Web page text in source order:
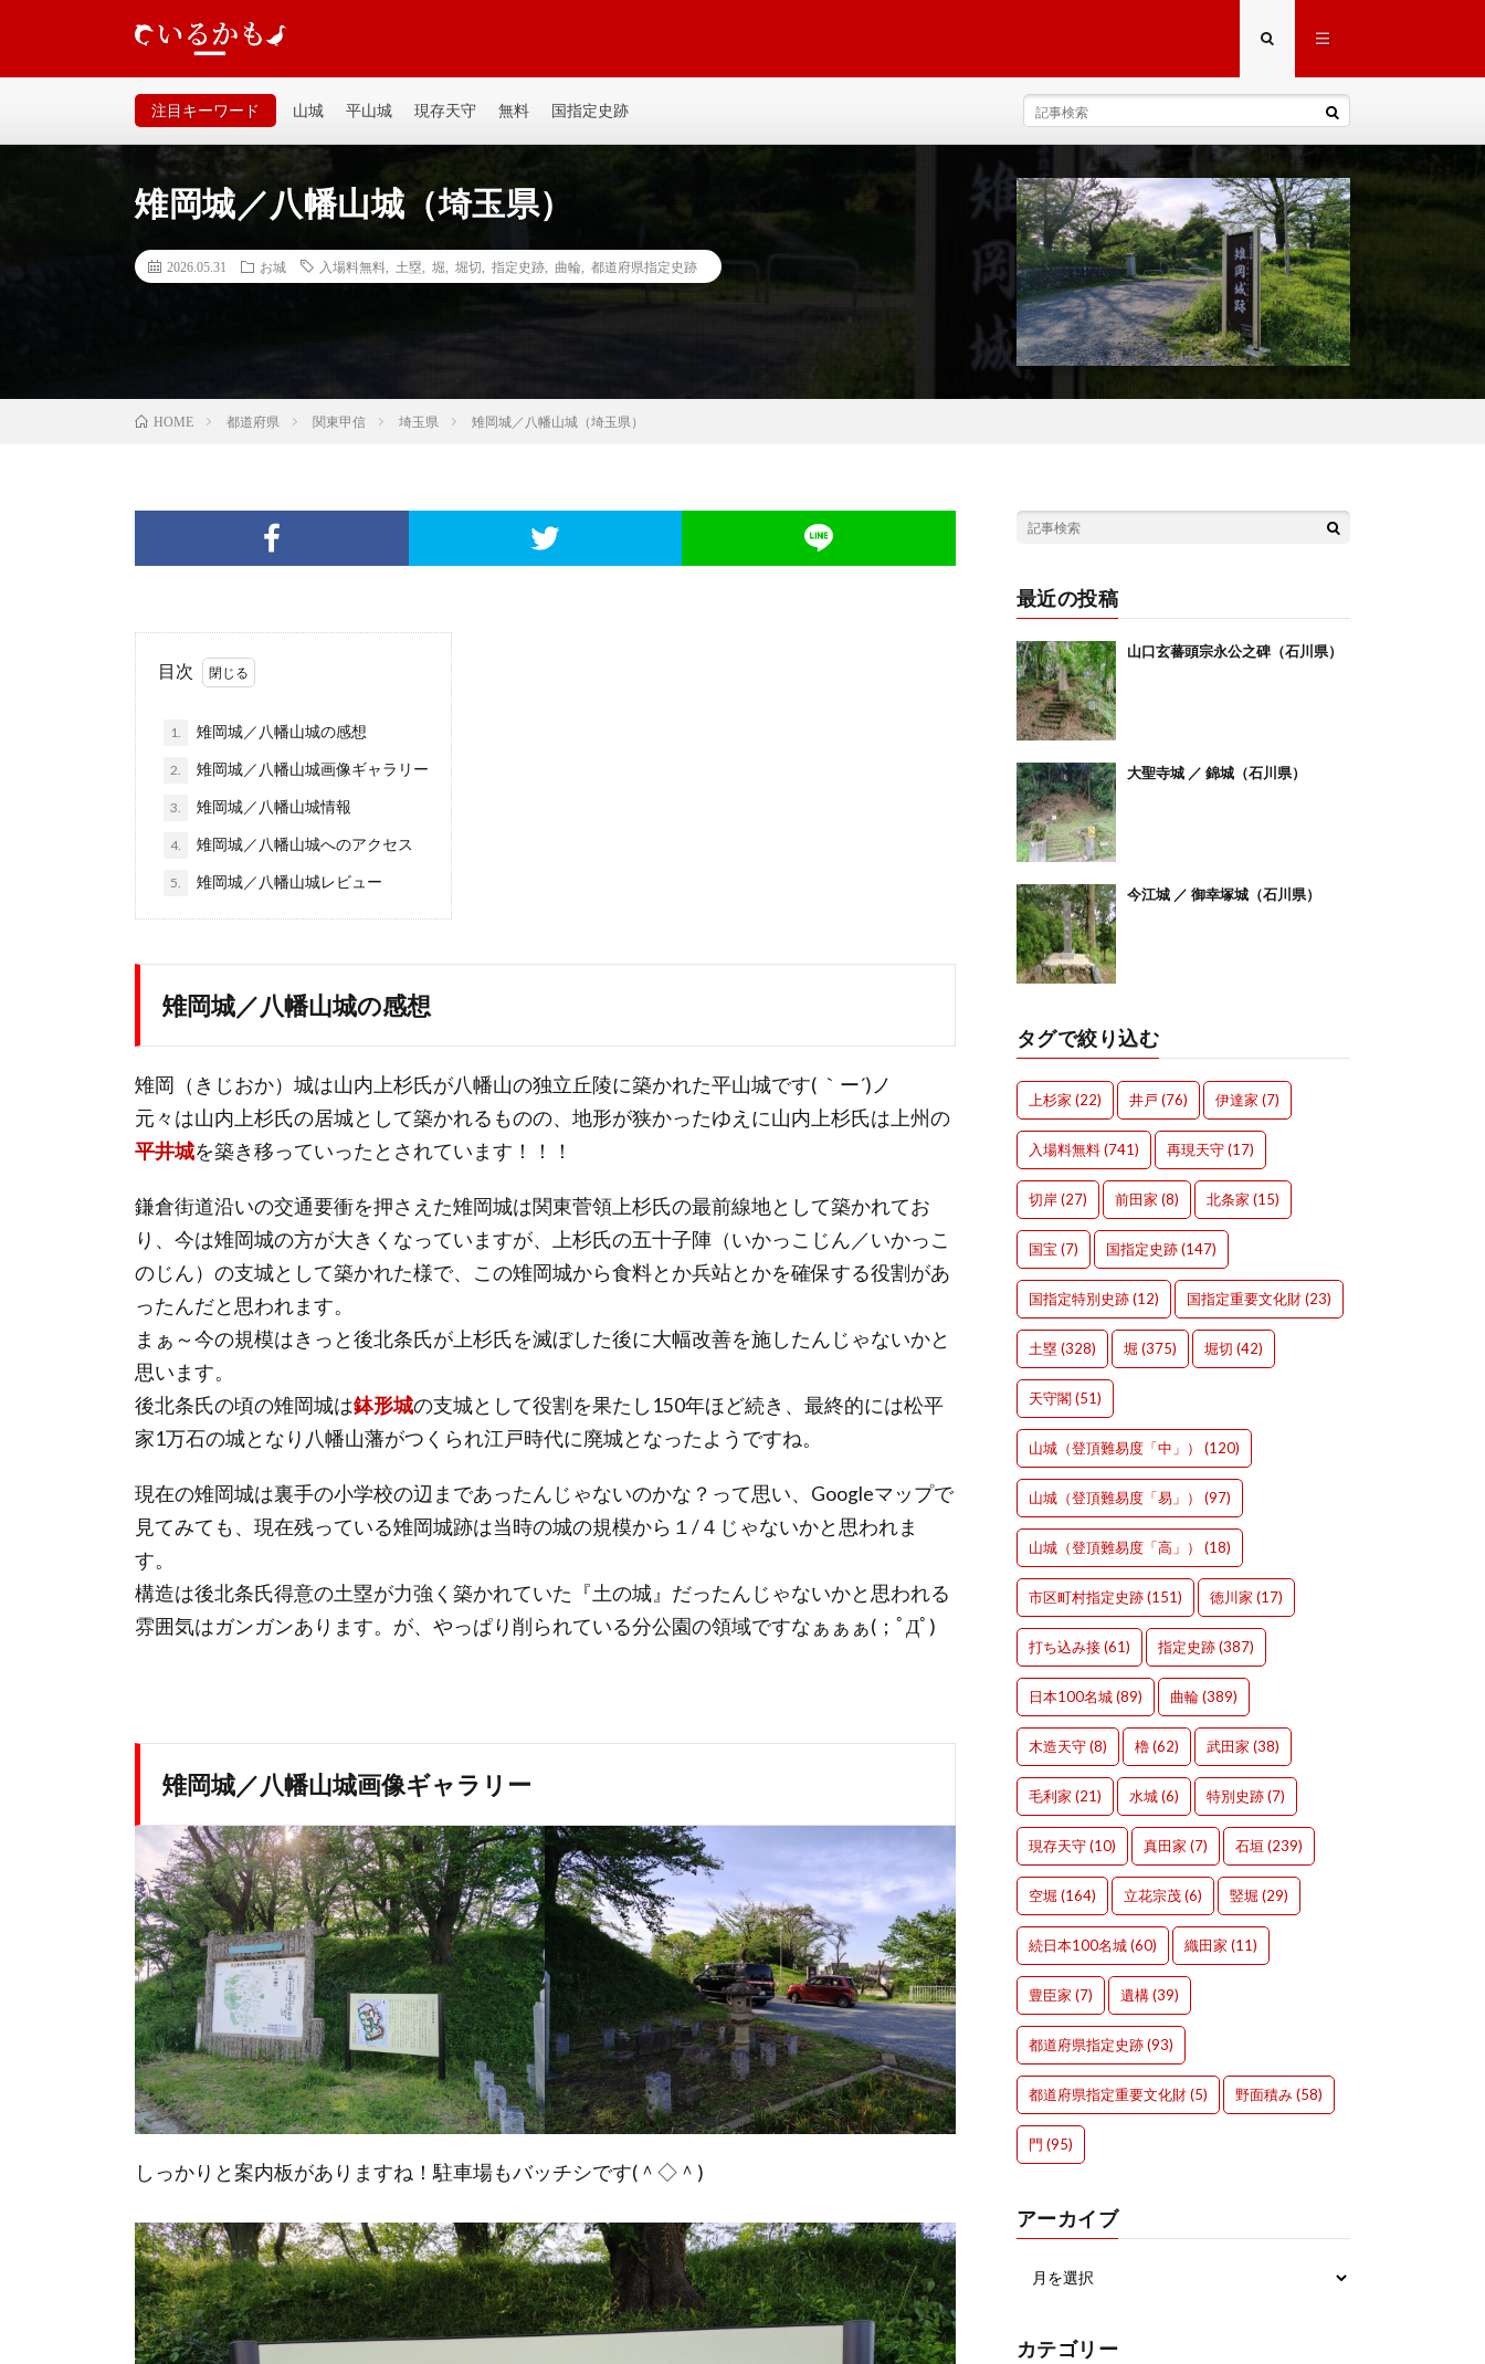
るいサイトなので気軽に見てください。
注目キーワード 山城 平山城 現存天守 無料 国指定史跡
雉岡城／八幡山城（埼玉県）
2026.05.31 お城 入場料無料 土塁 堀 堀切 指定史跡 曲輪 都道府県指定史跡
HOME 都道府県 関東甲信 埼玉県 雉岡城／八幡山城（埼玉県）
目次
1. 雉岡城／八幡山城の感想
2. 雉岡城／八幡山城画像ギャラリー
3. 雉岡城／八幡山城情報
4. 雉岡城／八幡山城へのアクセス
5. 雉岡城／八幡山城レビュー
雉岡城／八幡山城の感想
雉岡（きじおか）城は山内上杉氏が八幡山の独立丘陵に築かれた平山城です( ｀ー´)ノ
元々は山内上杉氏の居城として築かれるものの、地形が狭かったゆえに山内上杉氏は上州の
平井城を築き移っていったとされています！！！
鎌倉街道沿いの交通要衝を押さえた雉岡城は関東菅領上杉氏の最前線地として築かれてお
り、今は雉岡城の方が大きくなっていますが、上杉氏の五十子陣（いかっこじん／いかっこ
のじん）の支城として築かれた様で、この雉岡城から食料とか兵站とかを確保する役割があ
ったんだと思われます。
まぁ～今の規模はきっと後北条氏が上杉氏を滅ぼした後に大幅改善を施したんじゃないかと
思います。
後北条氏の頃の雉岡城は鉢形城の支城として役割を果たし150年ほど続き、最終的には松平
家1万石の城となり八幡山藩がつくられ江戸時代に廃城となったようですね。
現在の雉岡城は裏手の小学校の辺まであったんじゃないのかな？って思い、Googleマップで
見てみても、現在残っている雉岡城跡は当時の城の規模から１/４じゃないかと思われま
す。
構造は後北条氏得意の土塁が力強く築かれていた『土の城』だったんじゃないかと思われる
雰囲気はガンガンあります。が、やっぱり削られている分公園の領域ですなぁぁぁ(；ﾟДﾟ)
雉岡城／八幡山城画像ギャラリー
しっかりと案内板がありますね！駐車場もバッチシです(＾◇＾)
最近の投稿
山口玄蕃頭宗永公之碑（石川県）
大聖寺城 ／ 錦城（石川県）
今江城 ／ 御幸塚城（石川県）
タグで絞り込む
上杉家 (22) 井戸 (76) 伊達家 (7)
入場料無料(741) 再現天守(17)
切岸(27) 前田家 (8) 北条家 (15)
国宝 (7) 国指定史跡(147)
国指定特別史跡(12) 国指定重要文化財(23)
土塁 (328) 堀 (375) 堀切 (42)
天守閣(51)
山城（登頂難易度「中」） (120)
山城（登頂難易度「易」） (97)
山城（登頂難易度「高」） (18)
市区町村指定史跡(151) 徳川家 (17)
打ち込み接(61) 指定史跡(387)
日本100名城(89) 曲輪(389)
木造天守(8) 櫓(62) 武田家 (38)
毛利家 (21) 水城(6) 特別史跡(7)
現存天守(10) 真田家 (7) 石垣 (239)
空堀 (164) 立花宗茂(6) 竪堀 (29)
続日本100名城(60) 織田家 (11)
豊臣家 (7) 遺構(39)
都道府県指定史跡(93)
都道府県指定重要文化財(5) 野面積み(58)
門 (95)
アーカイブ
カテゴリー